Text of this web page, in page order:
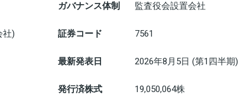
ガバナンス体制 監査役会設置会社
社) 証券コード 7561
最新発表日 2026年8月5日 (第1四半期)
発行済株式 19,050,064株